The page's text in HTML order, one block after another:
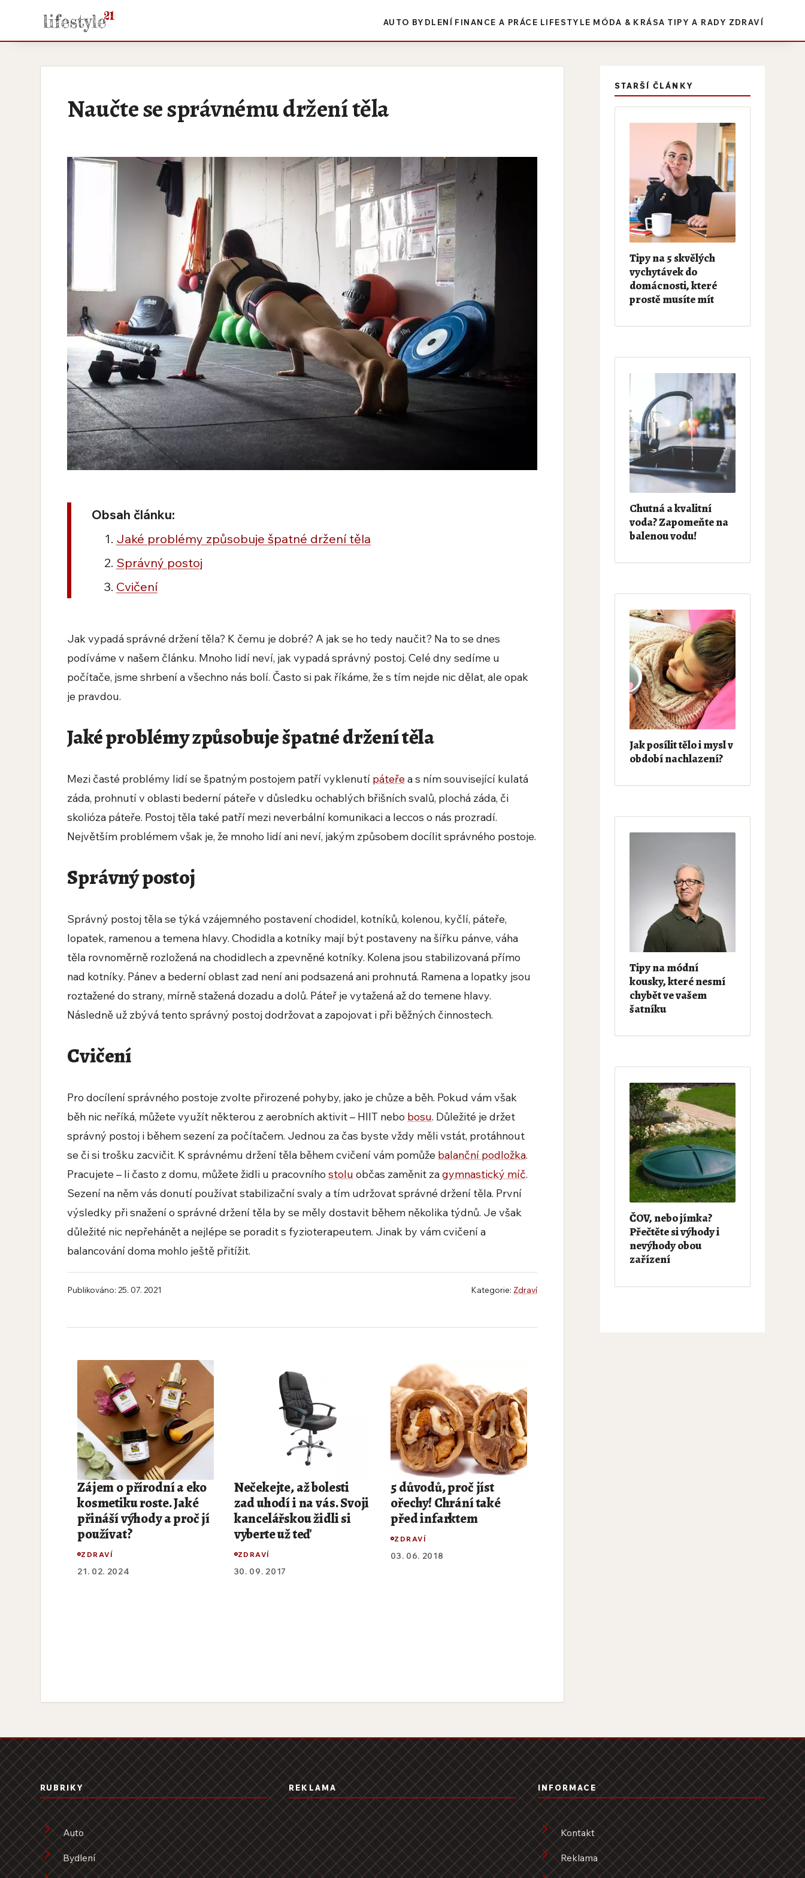
AUTO BYDLENÍ FINANCE A PRÁCE LIFESTYLE MÓDA & KRÁSA TIPY A RADY ZDRAVÍ
Naučte se správnému držení těla
Obsah článku:
Jaké problémy způsobuje špatné držení těla
Správný postoj
Cvičení
Jak vypadá správné držení těla? K čemu je dobré? A jak se ho tedy naučit? Na to se dnes
podíváme v našem článku. Mnoho lidí neví, jak vypadá správný postoj. Celé dny sedíme u
počítače, jsme shrbení a všechno nás bolí. Často si pak říkáme, že s tím nejde nic dělat, ale opak
je pravdou.
Jaké problémy způsobuje špatné držení těla
Mezi časté problémy lidí se špatným postojem patří vyklenutí páteřea s ním související kulatá
záda, prohnutí v oblasti bederní páteře v důsledku ochablých břišních svalů, plochá záda, či
skolióza páteře. Postoj těla také patří mezi neverbální komunikaci a leccos o nás prozradí.
Největším problémem však je, že mnoho lidí ani neví, jakým způsobem docílit správného postoje.
Správný postoj
Správný postoj těla se týká vzájemného postavení chodidel, kotníků, kolenou, kyčlí, páteře,
lopatek, ramenou a temena hlavy. Chodidla a kotníky mají být postaveny na šířku pánve, váha
těla rovnoměrně rozložená na chodidlech a zpevněné kotníky. Kolena jsou stabilizovaná přímo
nad kotníky. Pánev a bederní oblast zad není ani podsazená ani prohnutá. Ramena a lopatky jsou
roztažené do strany, mírně stažená dozadu a dolů. Páteř je vytažená až do temene hlavy.
Následně už zbývá tento správný postoj dodržovat a zapojovat i při běžných činnostech.
Cvičení
Pro docílení správného postoje zvolte přirozené pohyby, jako je chůze a běh. Pokud vám však
běh nic neříká, můžete využít některou z aerobních aktivit – HIIT nebo bosu. Důležité je držet
správný postoj i během sezení za počítačem. Jednou za čas byste vždy měli vstát, protáhnout
se či si trošku zacvičit. K správnému držení těla během cvičení vám pomůže balanční podložka.
Pracujete – li často z domu, můžete židli u pracovníhostolu občas zaměnit zagymnastický míč.
Sezení na něm vás donutí používat stabilizační svaly a tím udržovat správné držení těla. První
výsledky při snažení o správné držení těla by se měly dostavit během několika týdnů. Je však
důležité nic nepřehánět a nejlépe se poradit s fyzioterapeutem. Jinak by vám cvičení a
balancování doma mohlo ještě přitížit.
Publikováno: 25. 07. 2021 Kategorie: Zdraví
Zájem o přírodní a eko
kosmetiku roste. Jaké
přináší výhody a proč jí
používat?
ZDRAVÍ
21. 02. 2024
Nečekejte, až bolesti
zad uhodí i na vás. Svoji
kancelářskou židli si
vyberte už teď
ZDRAVÍ
30. 09. 2017
5 důvodů, proč jíst
ořechy! Chrání také
před infarktem
ZDRAVÍ
03. 06. 2018
STARŠÍ ČLÁNKY
Tipy na 5 skvělých
vychytávek do
domácnosti, které
prostě musíte mít
Chutná a kvalitní
voda? Zapomeňte na
balenou vodu!
Jak posílit tělo i mysl v
období nachlazení?
Tipy na módní
kousky, které nesmí
chybět ve vašem
šatníku
ČOV, nebo jímka?
Přečtěte si výhody i
nevýhody obou
zařízení
RUBRIKY
Auto
Bydlení
REKLAMA INFORMACE
Kontakt
Reklama